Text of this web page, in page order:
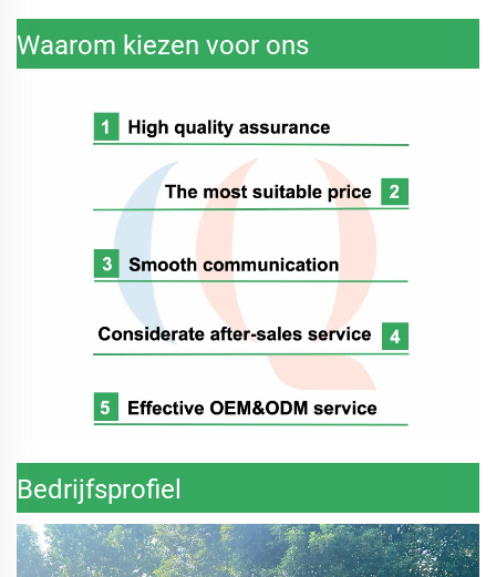
Waarom kiezen voor ons
Bedrijfsprofiel